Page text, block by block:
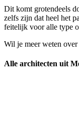
Dit komt grotendeels
zelfs zijn dat heel het
feitelijk voor alle type
Wil je meer weten
Alle architecten uit